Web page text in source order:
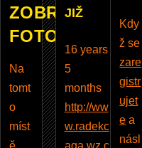
ZOBRAZUJE
FOTOBAZAR
Na
tomt
o
míst
ě
JIŽ
16 years
5
months
http://ww
w.radekc
aga.wz.c
Kdy
ž se
zare
gistr
ujet
e a
násl